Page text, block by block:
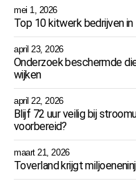
mei 1, 2026
Top 10 kitwerk bedrijven in
april 23, 2026
Onderzoek beschermde
wijken
april 22, 2026
Blijf 72 uur veilig bij
voorbereid?
maart 21, 2026
Toverland krijgt